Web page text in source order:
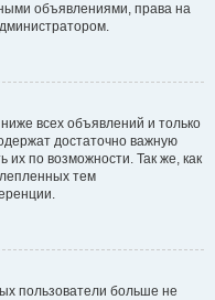
объявлениями, права на
всех объявлений и только
достаточно важную
по возможности. Так же, как
тем
пользователи больше не